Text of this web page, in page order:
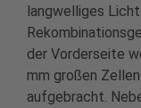
langwelliges
der Vorderseite
mm großen
aufgebracht.